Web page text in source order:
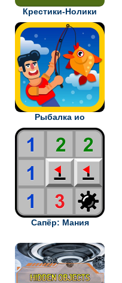
Крестики-Нолики
Рыбалка ио
Сапёр: Мания